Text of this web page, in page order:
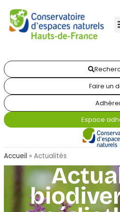
Faire un
Espace
Accueil » Actualités